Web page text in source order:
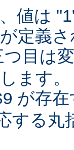
値は
定義
つ目は
ます
が存
する丸